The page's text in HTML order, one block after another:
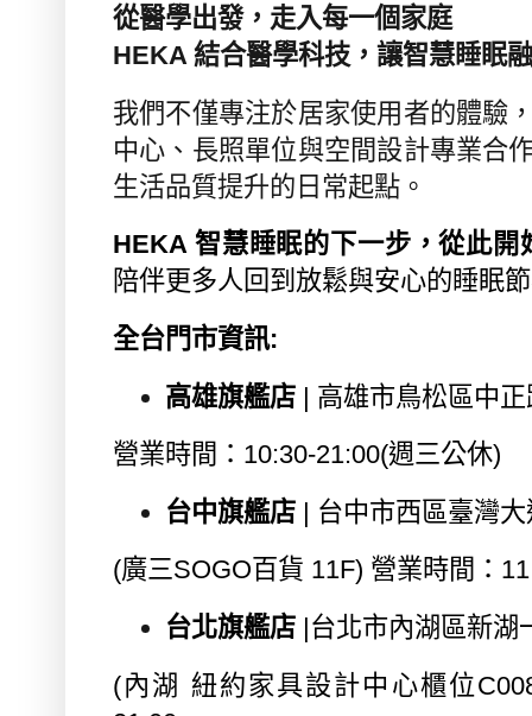
從醫學出發，走入每一個家庭
HEKA 結合醫學科技，讓智慧睡眠
我們不僅專注於居家使用者的體驗
中心、長照單位與空間設計專業合
生活品質提升的日常起點。
HEKA 智慧睡眠的下一步，從此
陪伴更多人回到放鬆與安心的睡眠
全台門市資訊:
高雄旗艦店 | 高雄市鳥松區中正
營業時間： 10:30-21:00(週三公休)
台中旗艦店 | 台中市西區臺灣
(廣三SOGO 百貨 11F) 營業時間：
台北旗艦店 |台北市內湖區新湖
(內湖 紐約家具設計中心櫃位